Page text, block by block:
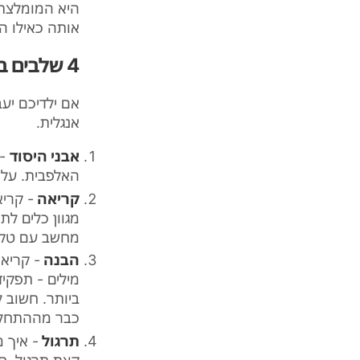
היא
אותה כאילו
4 שלבים בדרך לאנגלית המושלמת
אנגלית.
אבני היסוד
האלפבית. על
קריאה -
מגוון כלים
מחשב עם
הבנה -
מילים -
ביותר. חשוב
כבר
תרגול - איך